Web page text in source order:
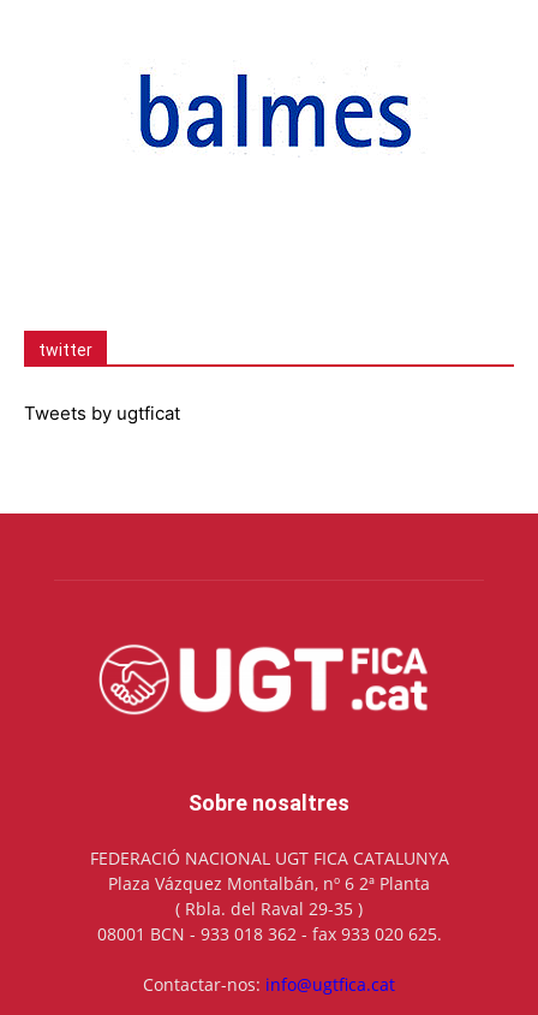
twitter
Tweets by ugtficat
Sobre nosaltres
FEDERACIÓ NACIONAL UGT FICA CATALUNYA
Plaza Vázquez Montalbán, nº 6 2ª Planta
( Rbla. del Raval 29-35 )
08001 BCN - 933 018 362 - fax 933 020 625.
Contactar-nos: info@ugtfica.cat